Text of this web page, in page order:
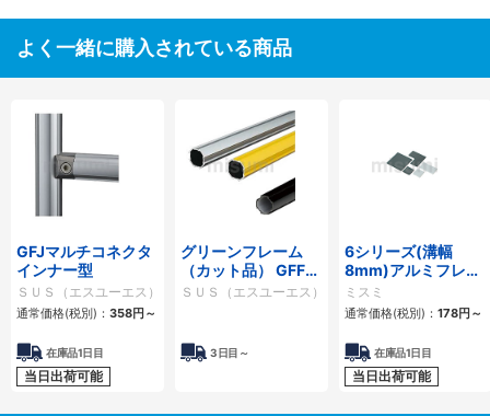
よく一緒に購入されている商品
GFJマルチコネクタ
インナー型
ＳＵＳ（エスユーエス）
通常価格(税別)： 358円～
在庫品1日目
当日出荷可能
グリーンフレーム
（カット品） GFFシ
リーズ
ＳＵＳ（エスユーエス）
3日目～
6シリーズ(溝幅
8mm)アルミフレー
ム用フレームキャッ
プ
ミスミ
通常価格(税別)： 178円～
在庫品1日目
当日出荷可能